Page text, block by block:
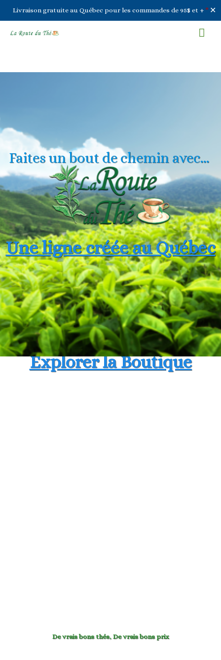
Livraison gratuite au Québec pour les commandes de 95$ et + * ✕
Faites un bout de chemin avec…
Une ligne créée au Québec
Explorer la Boutique
De vrais bons thés, De vrais bons prix